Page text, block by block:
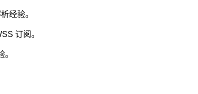
经验。
订阅。